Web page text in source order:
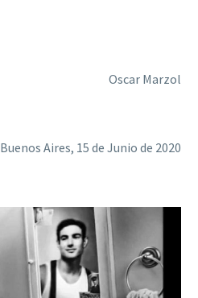
Oscar Marzol
Buenos Aires, 15 de Junio de 2020